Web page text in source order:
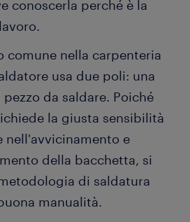
conoscerla perché è la
comune nella carpenteria
usa due poli: una
da saldare. Poiché
la giusta sensibilità
nell'avvicinamento e
della bacchetta, si
di saldatura
manualità.